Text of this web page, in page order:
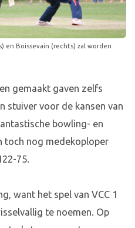
en Boissevain (rechts) zal worden
gemaakt gaven zelfs
stuiver voor de kansen van
bowling- en
toch nog medekoploper
75.
want het spel van VCC 1
te noemen. Op